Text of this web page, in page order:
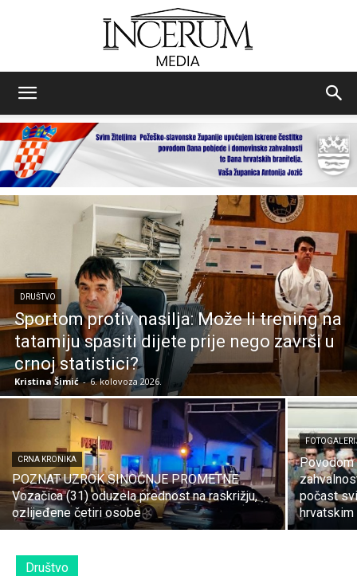
media
DRUŠTVO
Sportom protiv nasilja: Može li trening na
tatamiju spasiti dijete prije nego završi u
crnoj statistici?
Kristina Šimić - 6. kolovoza 2026.
CRNA KRONIKA
POZNAT UZROK SINOĆNJE PROMETNE
Vozačica (31) oduzela prednost na raskrižju,
ozlijeđene četiri osobe
Povodom
počast
Društvo